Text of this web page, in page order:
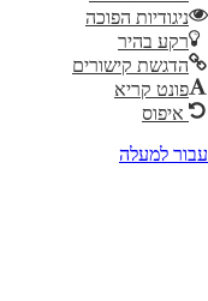
ניגודיות הפוכה
רקע בהיר
הדגשת קישורים
פונט קריא
איפוס
עבור למעלה